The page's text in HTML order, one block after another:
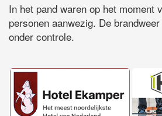
In het pand waren op het moment
personen aanwezig. De
onder controle.